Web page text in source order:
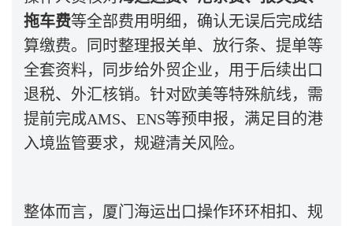
拖车费等全部费用明细，确认无误后完成结
算缴费。同时整理报关单、放行条、提单等
全套资料，同步给外贸企业，用于后续出口
退税、外汇核销。针对欧美等特殊航线，需
提前完成AMS、 ENS等预申报，满足目的港
入境监管要求，规避清关风险。
整体而言，厦门海运出口操作环环相扣、规